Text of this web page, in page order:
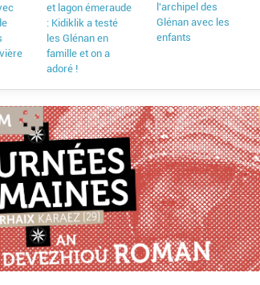
et lagon émeraude
: Kidiklik a testé
les Glénan en
famille et on a
adoré !
l'archipel des
Glénan avec les
enfants